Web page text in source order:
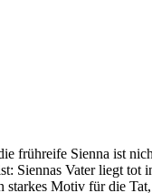
frühreife Sienna ist
Siennas Vater liegt tot
starkes Motiv für die